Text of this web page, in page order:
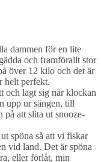
dammen för en lite
och framförallt stor
över 12 kilo och det är
helt perfekt.
och lagt sig när klockan
upp ur sängen, till
att slita ut snooze-
spöna så att vi fiskar
vid land. Det är spöna
eller förlåt, min